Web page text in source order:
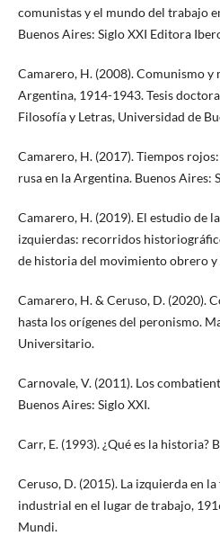
comunistas y el mundo del trabajo
Buenos Aires: Siglo XXI Editora
Camarero, H. (2008). Comunismo
Argentina, 1914-1943. Tesis
Filosofía y Letras, Universidad de
Camarero, H. (2017). Tiempos
rusa en la Argentina. Buenos Aires:
Camarero, H. (2019). El estudio de
izquierdas: recorridos
de historia del movimiento obrero y
Camarero, H. & Ceruso, D. (2020).
hasta los orígenes del peronismo.
Universitario.
Carnovale, V. (2011). Los
Buenos Aires: Siglo XXI.
Carr, E. (1993). ¿Qué es la historia?
Ceruso, D. (2015). La izquierda en
industrial en el lugar de trabajo,
Mundi.